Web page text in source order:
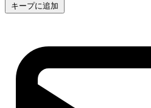
キープに追加